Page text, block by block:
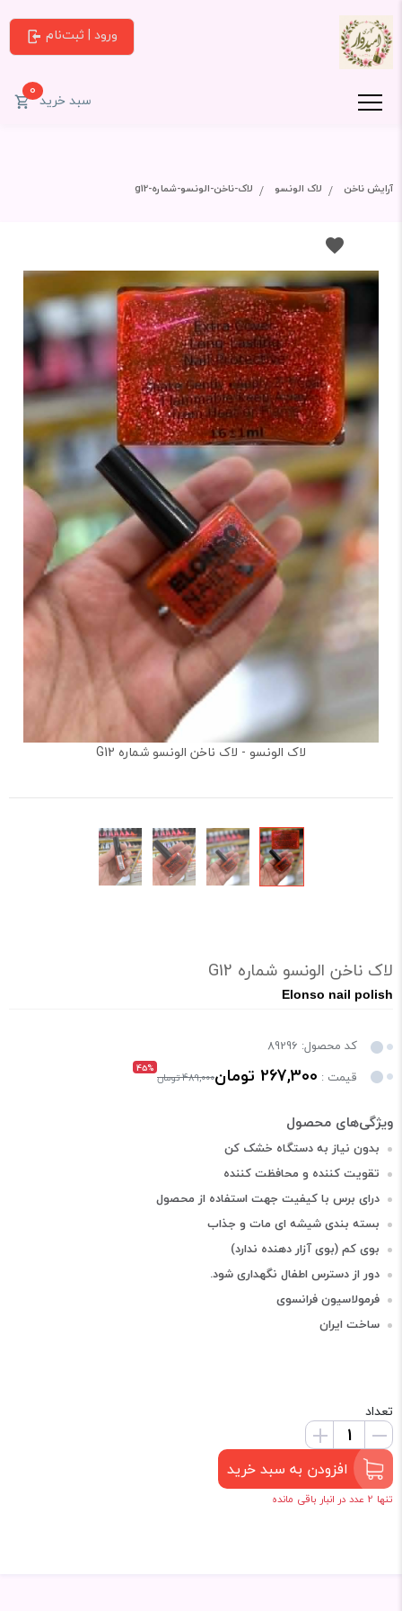
ورود | ثبت‌نام
سبد خرید0
آرایش ناخن لاک الونسو لاک-ناخن-الونسو-شماره-g12
لاک الونسو - لاک ناخن الونسو شماره G12
لاک ناخن الونسو شماره G12
Elonso nail polish
کد محصول: 89296
قیمت : 267,300 تومان 45%
489,000 تومان
بدون نیاز به دستگاه خشک کن
تقویت کننده و محافظت کننده
درای برس با کیفیت جهت استفاده از محصول
بسته بندی شیشه ای مات و جذاب
بوی کم (بوی آزار دهنده ندارد)
دور از دسترس اطفال نگهداری شود.
فرمولاسیون فرانسوی
ساخت ایران
تعداد
افزودن به سبد خرید
تنها 2 عدد در انبار باقی مانده